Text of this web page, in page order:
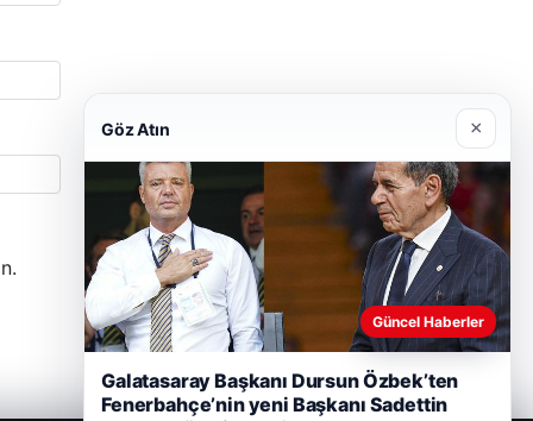
Göz Atın ×
Güncel Haberler
Galatasaray Başkanı Dursun Özbek’ten
Fenerbahçe’nin yeni Başkanı Sadettin